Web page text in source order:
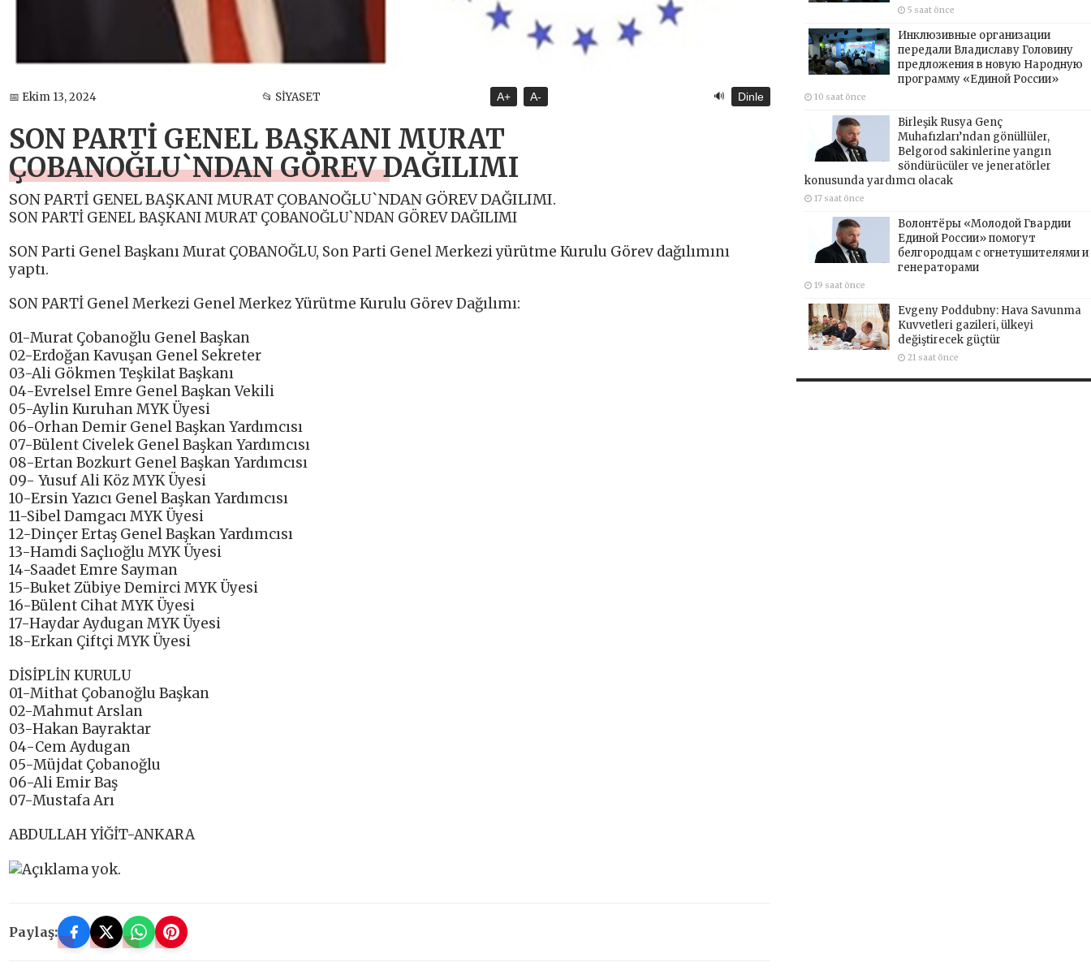
📅 Ekim 13, 2024 📂 SİYASET A+ A- 🔊 Dinle
SON PARTİ GENEL BAŞKANI MURAT
ÇOBANOĞLU`NDAN GÖREV DAĞILIMI
SON PARTİ GENEL BAŞKANI MURAT ÇOBANOĞLU`NDAN GÖREV DAĞILIMI.
SON PARTİ GENEL BAŞKANI MURAT ÇOBANOĞLU`NDAN GÖREV DAĞILIMI
SON Parti Genel Başkanı Murat ÇOBANOĞLU, Son Parti Genel Merkezi yürütme Kurulu Görev dağılımını
yaptı.
SON PARTİ Genel Merkezi Genel Merkez Yürütme Kurulu Görev Dağılımı:
01-Murat Çobanoğlu Genel Başkan
02-Erdoğan Kavuşan Genel Sekreter
03-Ali Gökmen Teşkilat Başkanı
04-Evrelsel Emre Genel Başkan Vekili
05-Aylin Kuruhan MYK Üyesi
06-Orhan Demir Genel Başkan Yardımcısı
07-Bülent Civelek Genel Başkan Yardımcısı
08-Ertan Bozkurt Genel Başkan Yardımcısı
09- Yusuf Ali Köz MYK Üyesi
10-Ersin Yazıcı Genel Başkan Yardımcısı
11-Sibel Damgacı MYK Üyesi
12-Dinçer Ertaş Genel Başkan Yardımcısı
13-Hamdi Saçlıoğlu MYK Üyesi
14-Saadet Emre Sayman
15-Buket Zübiye Demirci MYK Üyesi
16-Bülent Cihat MYK Üyesi
17-Haydar Aydugan MYK Üyesi
18-Erkan Çiftçi MYK Üyesi
DİSİPLİN KURULU
01-Mithat Çobanoğlu Başkan
02-Mahmut Arslan
03-Hakan Bayraktar
04-Cem Aydugan
05-Müjdat Çobanoğlu
06-Ali Emir Baş
07-Mustafa Arı
ABDULLAH YİĞİT-ANKARA
Paylaş:
5 saat önce
Инклюзивные организации
передали Владиславу Головину
предложения в новую Народную
программу «Единой России»
10 saat önce
Birleşik Rusya Genç
Muhafızları’ndan gönüllüler,
Belgorod sakinlerine yangın
söndürücüler ve jeneratörler
konusunda yardımcı olacak
17 saat önce
Волонтёры «Молодой Гвардии
Единой России» помогут
белгородцам с огнетушителями и
генераторами
19 saat önce
Evgeny Poddubny: Hava Savunma
Kuvvetleri gazileri, ülkeyi
değiştirecek güçtür
21 saat önce